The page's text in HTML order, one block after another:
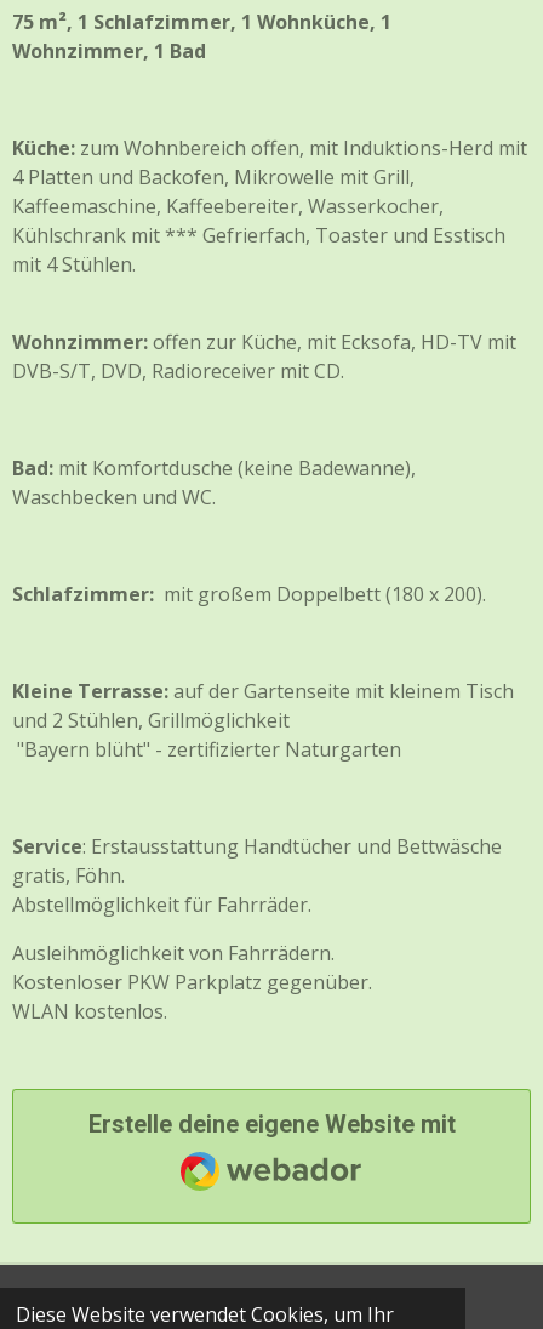
Diese Website verwendet Cookies, um Ihr
75 m², 1 Schlafzimmer, 1 Wohnküche, 1
Wohnzimmer, 1 Bad
Küche: zum Wohnbereich offen, mit Induktions-Herd mit
4 Platten und Backofen, Mikrowelle mit Grill,
Kaffeemaschine, Kaffeebereiter, Wasserkocher,
Kühlschrank mit *** Gefrierfach, Toaster und Esstisch
mit 4 Stühlen.
Wohnzimmer:offen zur Küche, mit Ecksofa, HD-TV mit
DVB-S/T, DVD, Radioreceiver mit CD.
Bad: mit Komfortdusche (keine Badewanne),
Waschbecken und WC.
Schlafzimmer: mit großem Doppelbett (180 x 200).
Kleine Terrasse:auf der Gartenseite mit kleinem Tisch
und 2 Stühlen, Grillmöglichkeit
"Bayern blüht" - zertifizierter Naturgarten
Service: Erstausstattung Handtücher und Bettwäsche
gratis, Föhn.
Abstellmöglichkeit für Fahrräder.
Ausleihmöglichkeit von Fahrrädern.
Kostenloser PKW Parkplatz gegenüber.
WLAN kostenlos.
Erstelle deine eigene Website mit
Webador